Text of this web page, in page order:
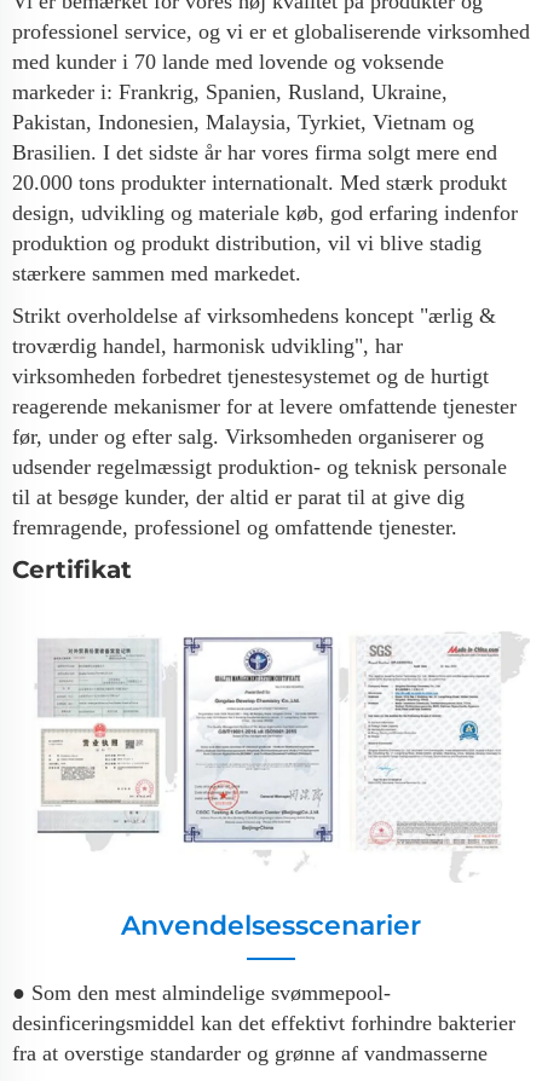
professionel service, og vi er et globaliserende virksomhed
med kunder i 70 lande med lovende og voksende
markeder i: Frankrig, Spanien, Rusland, Ukraine,
Pakistan, Indonesien, Malaysia, Tyrkiet, Vietnam og
Brasilien. I det sidste år har vores firma solgt mere end
20.000 tons produkter internationalt. Med stærk produkt
design, udvikling og materiale køb, god erfaring indenfor
produktion og produkt distribution, vil vi blive stadig
stærkere sammen med markedet.
Strikt overholdelse af virksomhedens koncept "ærlig &
troværdig handel, harmonisk udvikling", har
virksomheden forbedret tjenestesystemet og de hurtigt
reagerende mekanismer for at levere omfattende tjenester
før, under og efter salg. Virksomheden organiserer og
udsender regelmæssigt produktion- og teknisk personale
til at besøge kunder, der altid er parat til at give dig
fremragende, professionel og omfattende tjenester.
Certifikat
Anvendelsesscenarier
● Som den mest almindelige svømmepool-
desinficeringsmiddel kan det effektivt forhindre bakterier
fra at overstige standarder og grønne af vandmasserne